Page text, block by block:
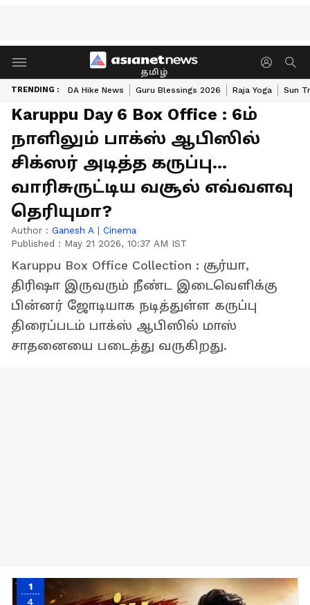
தமிழ்
TRENDING : DA Hike News Guru Blessings 2026 Raja Yoga Sun
Karuppu Day 6 Box Office : 6ம்
நாளிலும் பாக்ஸ் ஆபிஸில்
சிக்ஸர் அடித்த கருப்பு...
வாரிசுருட்டிய வசூல் எவ்வளவு
தெரியுமா?
Author : Ganesh A | Cinema
Published : May 21 2026, 10:37 AM IST
Karuppu Box Office Collection : சூர்யா,
திரிஷா இருவரும் நீண்ட இடைவெளிக்கு
பின்னர் ஜோடியாக நடித்துள்ள கருப்பு
திரைப்படம் பாக்ஸ் ஆபிஸில் மாஸ்
சாதனையை படைத்து வருகிறது.
1
4